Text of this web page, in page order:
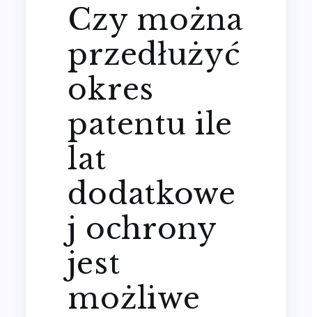
Czy można
przedłużyć
okres
patentu ile
lat
dodatkowe
j ochrony
jest
możliwe